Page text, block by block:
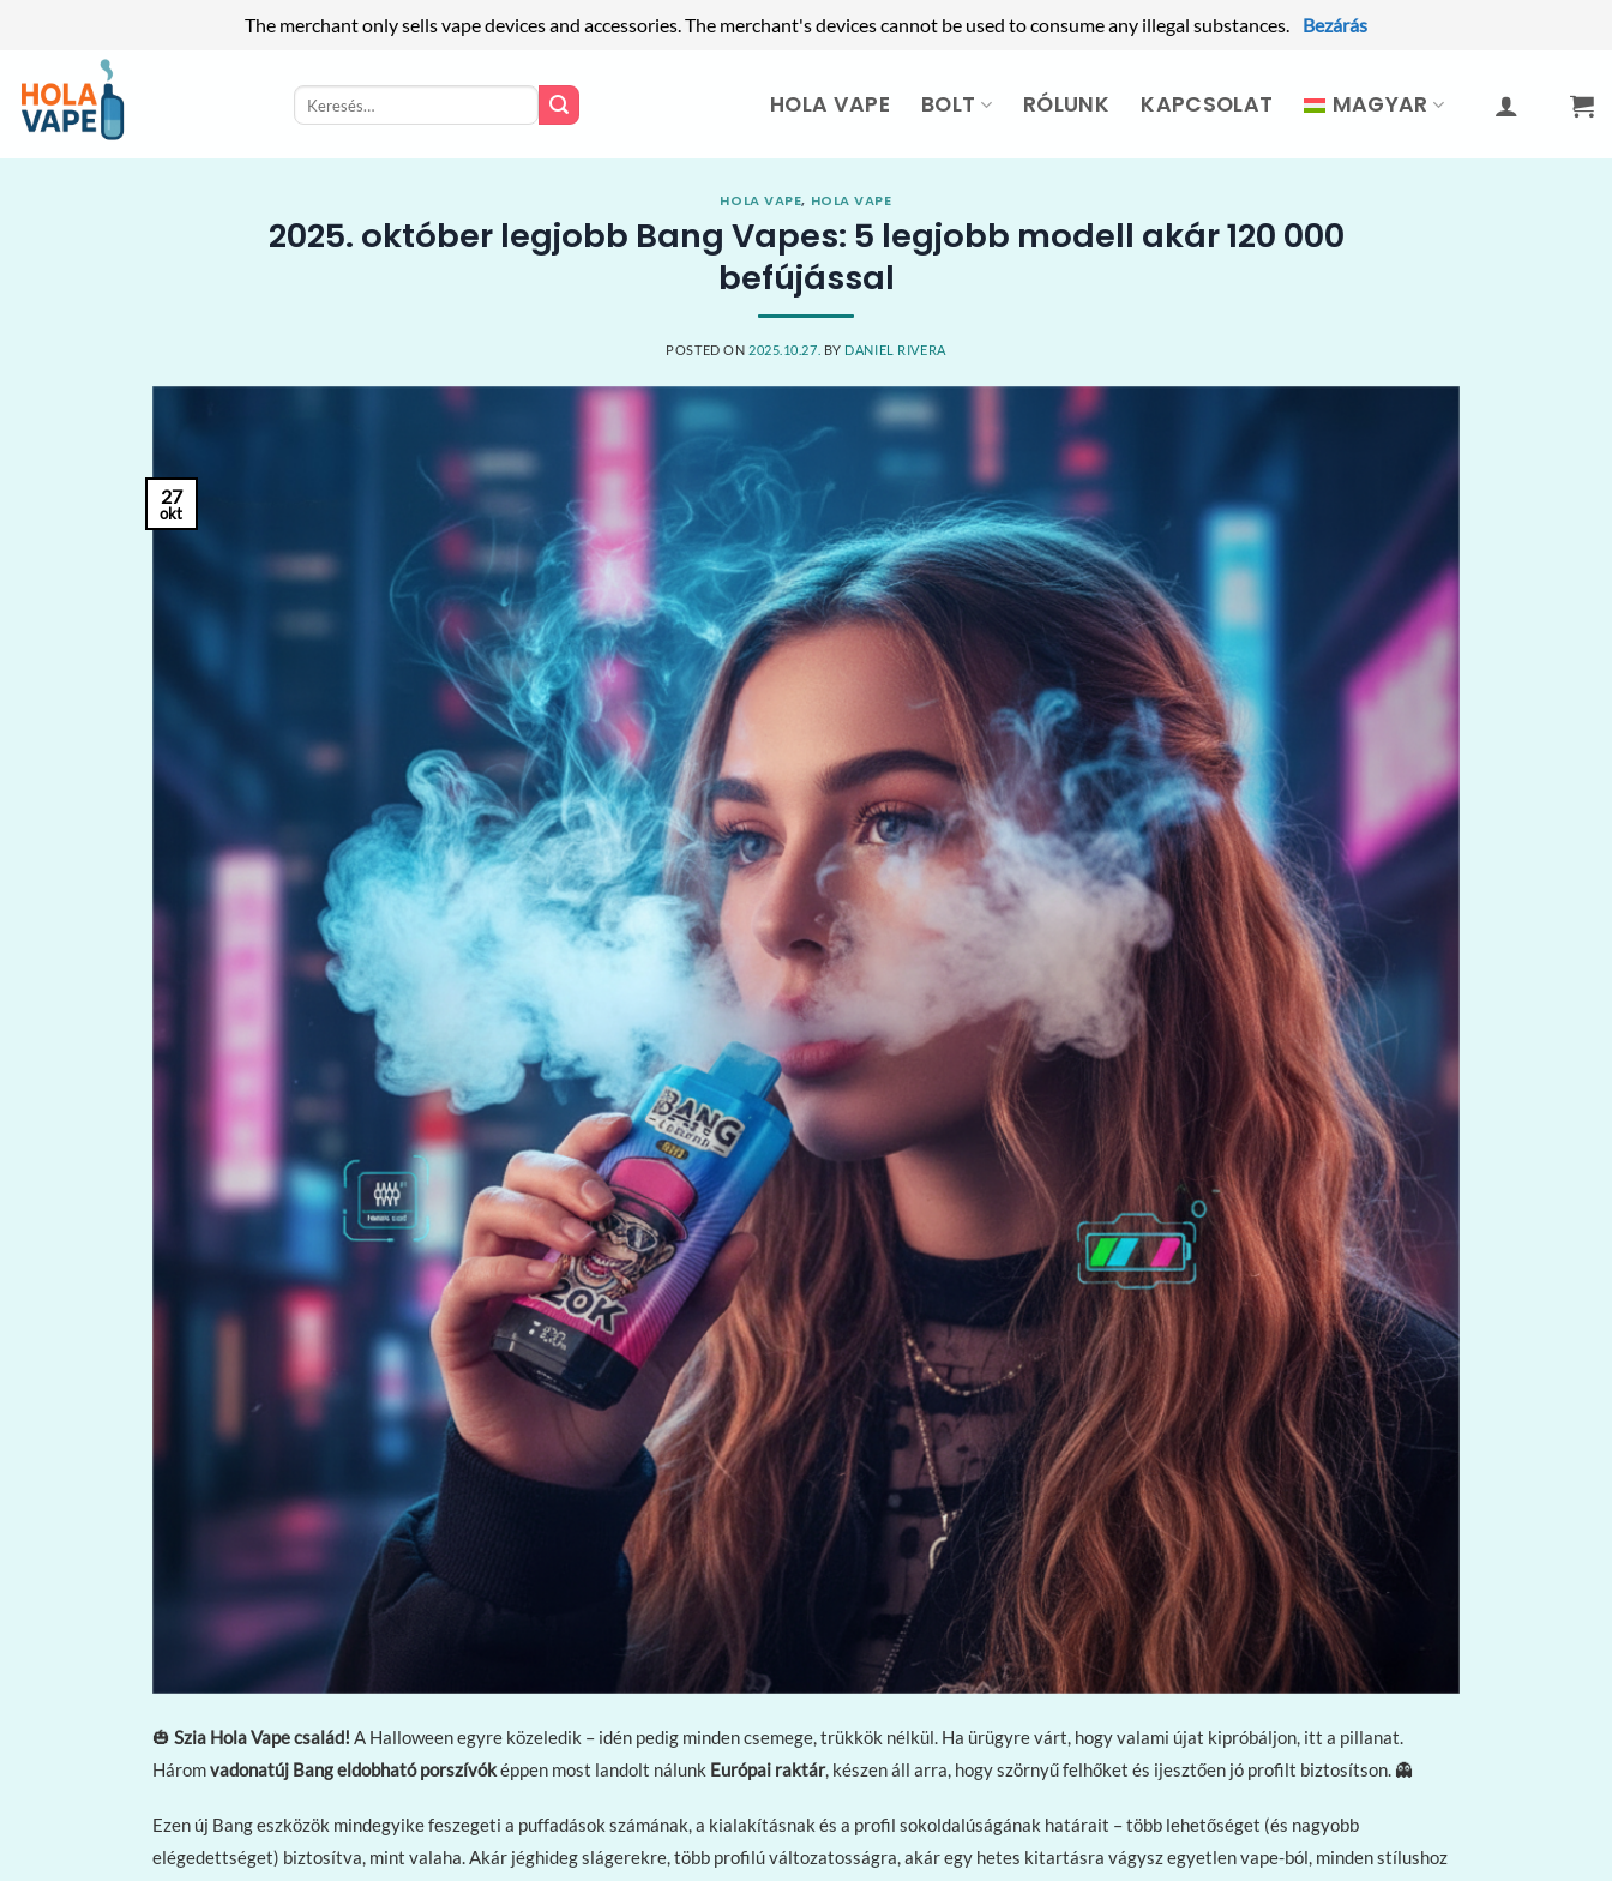
The merchant only sells vape devices and accessories. The merchant's devices cannot be used to consume any illegal substances.
Bezárás
content
Keresés
a
HOLA VAPE BOLT RÓLUNK KAPCSOLAT MAGYAR
HOLA VAPE, HOLA VAPE
2025. október legjobb Bang Vapes: 5 legjobb modell akár 120 000
befújással
POSTED ON 2025.10.27. BY DANIEL RIVERA
27
okt
🎃 Szia Hola Vape család! A Halloween egyre közeledik – idén pedig minden csemege, trükkök nélkül. Ha ürügyre várt, hogy valami újat kipróbáljon, itt a pillanat.
Háromvadonatúj Bang eldobható porszívóképpen most landolt nálunk Európai raktár, készen áll arra, hogy szörnyű felhőket és ijesztően jó profilt biztosítson. 👻
Ezen új Bang eszközök mindegyike feszegeti a puffadások számának, a kialakításnak és a profil sokoldalúságának határait – több lehetőséget (és nagyobb
elégedettséget) biztosítva, mint valaha. Akár jéghideg slágerekre, több profilú változatosságra, akár egy hetes kitartásra vágysz egyetlen vape-ból, minden stílushoz